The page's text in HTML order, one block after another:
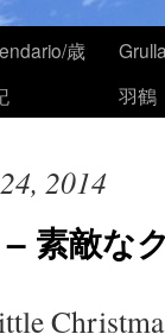
歳
羽鶴
2014
素敵な